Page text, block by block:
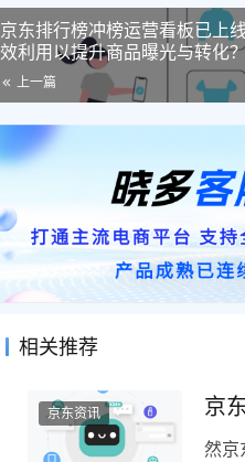
京东排行榜冲榜运营看板已上
效利用以提升商品曝光与转化？
上一篇
相关推荐
京东资讯 京
然京